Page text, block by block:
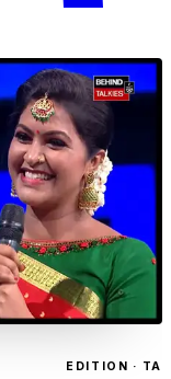
EDITION · TA